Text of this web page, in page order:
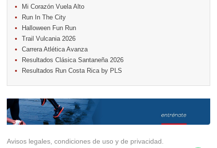
Noviembre
08. Lindora Run
15. Entre Pan y Rosas
Diciembre
06. Trail Vulcania 2026
12. Media Maratón Puntarenas 2026
Mi Corazón Vuela Alto
Run In The City
Halloween Fun Run
Trail Vulcania 2026
Carrera Atlética Avanza
Resultados Clásica Santaneña 2026
Resultados Run Costa Rica by PLS
Avisos legales, condiciones de uso y de privacidad.